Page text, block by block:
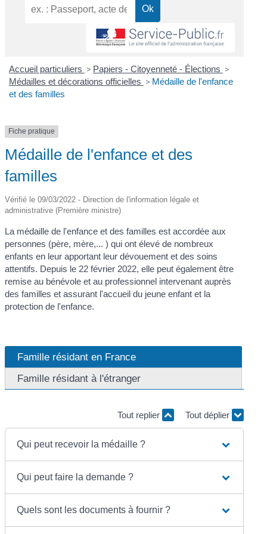
Accueil particuliers > Papiers - Citoyenneté - Élections >
Médailles et décorations officielles > Médaille de l'enfance
et des familles
Fiche pratique
Médaille de l'enfance et des
familles
Vérifié le 09/03/2022 - Direction de l'information légale et
administrative (Première ministre)
La médaille de l'enfance et des familles est accordée aux
personnes (père, mère,... ) qui ont élevé de nombreux
enfants en leur apportant leur dévouement et des soins
attentifs. Depuis le 22 février 2022, elle peut également être
remise au bénévole et au professionnel intervenant auprès
des familles et assurant l'accueil du jeune enfant et la
protection de l'enfance.
Famille résidant en France
Famille résidant à l'étranger
Tout replier Tout déplier
Qui peut recevoir la médaille ?
Qui peut faire la demande ?
Quels sont les documents à fournir ?